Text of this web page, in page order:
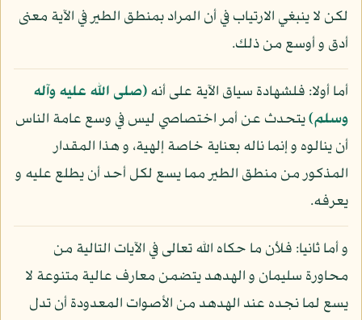
لكن لا ينبغي الارتياب في أن المراد بمنطق الطير في الآية معنى
أدق و أوسع من ذلك.
أما أولا: فلشهادة سياق الآية على أنه(صلى الله عليه وآله
وسلم)يتحدث عن أمر اختصاصي ليس في وسع عامة الناس
أن ينالوه و إنما ناله بعناية خاصة إلهية، و هذا المقدار
المذكور من منطق الطير مما يسع لكل أحد أن يطلع عليه و
يعرفه.
و أما ثانيا: فلأن ما حكاه الله تعالى في الآيات التالية من
محاورة سليمان و الهدهد يتضمن معارف عالية متنوعة لا
يسع لما نجده عند الهدهد من الأصوات المعدودة أن تدل